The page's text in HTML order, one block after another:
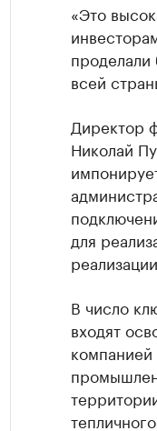
«Это
всей
Директор
Николай
для
В число
входят
компанией